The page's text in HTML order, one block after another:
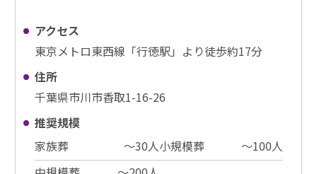
アクセス
東京メトロ東西線「行徳駅」より徒歩約17分
住所
千葉県市川市香取1-16-26
推奨規模
家族葬
〜30⼈小規模葬
〜100⼈